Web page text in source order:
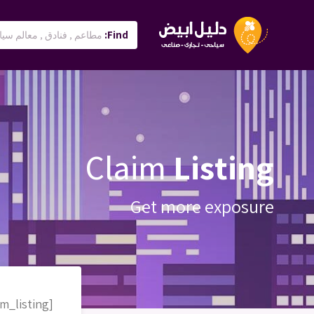
Find:
ClaimListing
Get more exposure
[claim_listing]